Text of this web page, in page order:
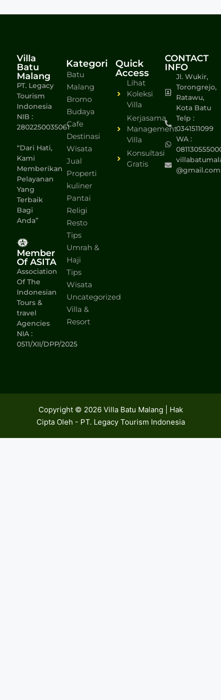
Villa
Batu
Malang
PT. Legacy
Tourism
Indonesia
NIB :
2802250035061
“Dari Hati,
Kami
Memberikan
Pelayanan
Yang
Terbaik
Bagi
Anda”
Member
Of ASITA
Association
Of The
Indonesian
Tours &
travel
Agencies
NIA :
0511/XII/DPP/2025
Kategori
Batu
Malang
Bromo
Budaya
Cafe
Destinasi
Wisata
Jual
Properti
kuliner
Pantai
Religi
Resto
Tips
Umrah &
Haji
Tips
Wisata
Uncategorized
Villa &
Resort
Quick
Access
Lihat
Koleksi
Villa
Kerjasama
Management
Villa
Konsultasi
Gratis
CONTACT
INFO
Jl. Wukir,
Torongrejo,
Ratawu,
Kota Batu
Telp :
0341511099
WA :
@gmail.com
Copyright © 2026 Villa Batu Malang | Hak
Cipta Oleh - PT. Legacy Tourism Indonesia